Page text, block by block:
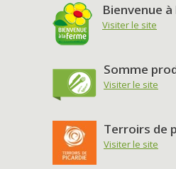
Bienvenue
Visiter le site
Somme
Visiter le site
Terroirs de
Visiter le site